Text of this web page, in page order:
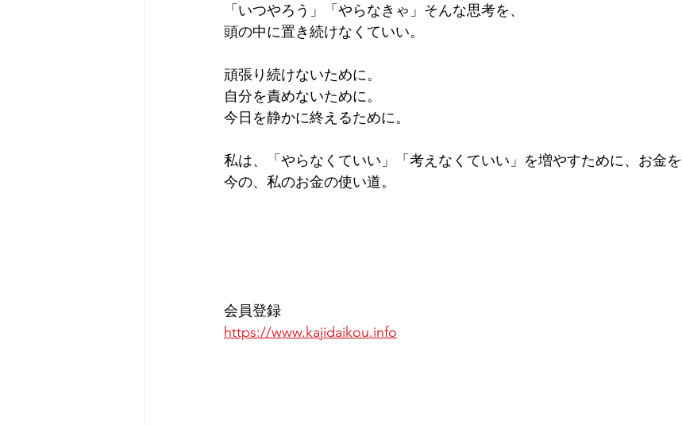
「いつやろう」「やらなきゃ」そんな思考を、
頭の中に置き続けなくていい。
頑張り続けないために。
自分を責めないために。
今日を静かに終えるために。
私は、「やらなくていい」「考えなくていい」を増やすために、お金
今の、私のお金の使い道。
会員登録
https://www.kajidaikou.info